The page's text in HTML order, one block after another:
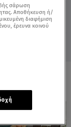
σάρωση
Αποθήκευση ή/
διαφήμιση
έρευνα κοινού